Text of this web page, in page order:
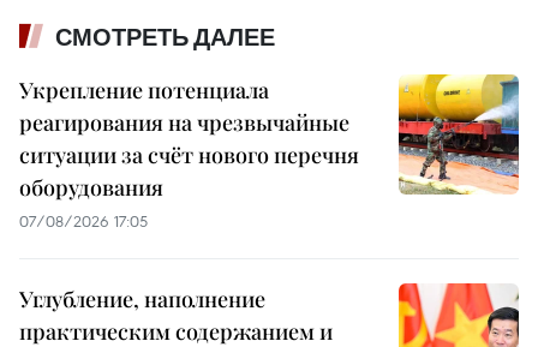
СМОТРЕТЬ ДАЛЕЕ
Укрепление потенциала
реагирования на чрезвычайные
ситуации за счёт нового перечня
оборудования
07/08/2026 17:05
Углубление, наполнение
практическим содержанием и